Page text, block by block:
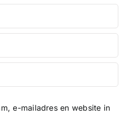
e-mailadres en website in